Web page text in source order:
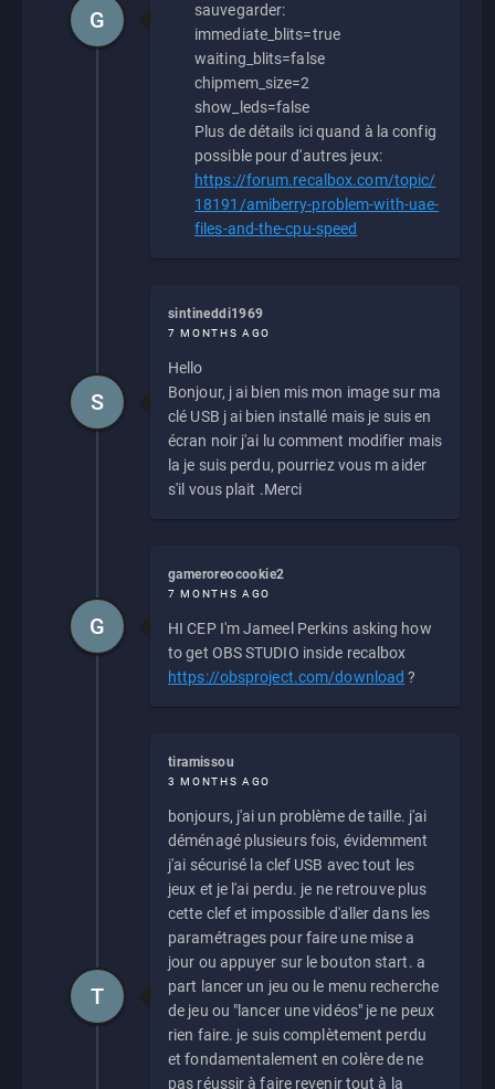
sauvegarder:
immediate_blits=true
waiting_blits=false
chipmem_size=2
show_leds=false
Plus de détails ici quand à la config
possible pour d'autres jeux:
https://forum.recalbox.com/topic/
18191/amiberry-problem-with-uae-
files-and-the-cpu-speed
G
sintineddi1969
7 MONTHS AGO
Hello
Bonjour, j ai bien mis mon image sur ma
clé USB j ai bien installé mais je suis en
écran noir j'ai lu comment modifier mais
la je suis perdu, pourriez vous m aider
s'il vous plait .Merci
S
gameroreocookie2
7 MONTHS AGO
HI CEP I'm Jameel Perkins asking how
to get OBS STUDIO inside recalbox
https://obsproject.com/download ?
G
tiramissou
3 MONTHS AGO
bonjours, j'ai un problème de taille. j'ai
déménagé plusieurs fois, évidemment
j'ai sécurisé la clef USB avec tout les
jeux et je l'ai perdu. je ne retrouve plus
cette clef et impossible d'aller dans les
paramétrages pour faire une mise a
jour ou appuyer sur le bouton start. a
part lancer un jeu ou le menu recherche
de jeu ou "lancer une vidéos" je ne peux
rien faire. je suis complètement perdu
et fondamentalement en colère de ne
pas réussir à faire revenir tout à la
T